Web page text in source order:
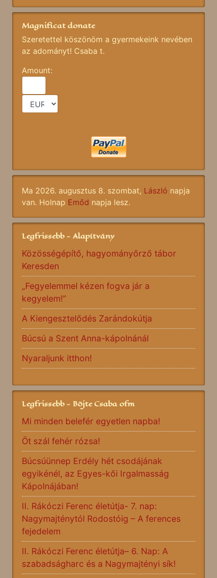
Magnificat donate
Szeretettel köszönöm a gyermekeink nevében
az adományt! Csaba t.
Amount:
Ma 2026. augusztus 8. szombat, László napja
van. Holnap Emőd napja lesz.
Legfrissebb - Alapítvány
Közösségépítő, hagyományőrző tábor
Keresden
„Fegyelemmel kézen fogva jár a
kegyelem!”
A Kiengesztelődés Zarándokútja
Búcsú a Szent Anna-kápolnánál
Nyaraljunk itthon!
Legfrissebb - Böjte Csaba ofm
Mi minden belefér egyetlen napba!
Öt szál fehér rózsa!
Búcsúünnep Erdély hét csodájának
egyikénél, az Egyes-kői Irgalmasság
Kápolnájában!
II. Rákóczi Ferenc életútja- 7. nap:
Nagymajténytól Rodostóig – A ferences
fejedelem
II. Rákóczi Ferenc életútja– 6. Nap: A
szabadságharc és a Nagymajtényi sík!